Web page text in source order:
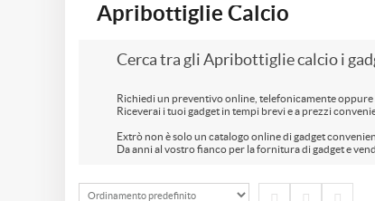
Apribottiglie Calcio
Cerca tra gli Apribottiglie calcio i
Richiedi un preventivo online, telefonicamente
Riceverai i tuoi gadget in tempi brevi e a prezzi
Extrò non è solo un catalogo online di gadget
Da anni al vostro fianco per la fornitura di gadget e